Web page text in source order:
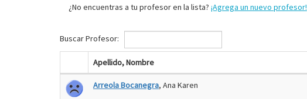
¿No encuentras a tu profesor en la lista? ¡Agrega un nuevo profesor!
Buscar Profesor:
Apellido, Nombre
Arreola Bocanegra, Ana Karen